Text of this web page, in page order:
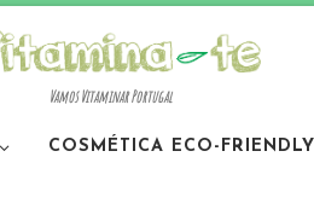
Vamos Vitaminar Portugal
COSMÉTICA ECO-FRIENDLY